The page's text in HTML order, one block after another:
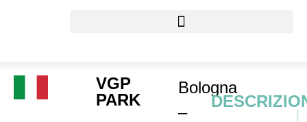
VGP
PARK
Bologna
–